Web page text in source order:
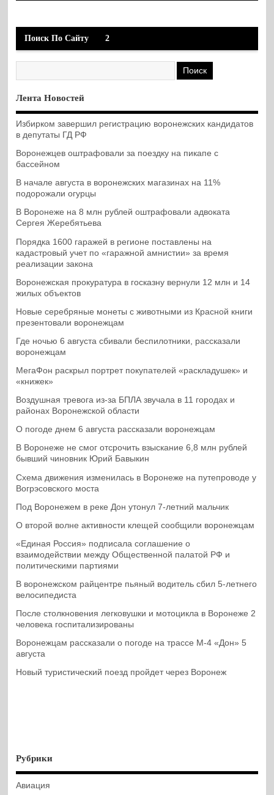
Поиск По Сайту 2
Лента Новостей
Избирком завершил регистрацию воронежских кандидатов
в депутаты ГД РФ
Воронежцев оштрафовали за поездку на пикапе с
бассейном
В начале августа в воронежских магазинах на 11%
подорожали огурцы
В Воронеже на 8 млн рублей оштрафовали адвоката
Сергея Жеребятьева
Порядка 1600 гаражей в регионе поставлены на
кадастровый учет по «гаражной амнистии» за время
реализации закона
Воронежская прокуратура в госказну вернули 12 млн и 14
жилых объектов
Новые серебряные монеты с животными из Красной книги
презентовали воронежцам
Где ночью 6 августа сбивали беспилотники, рассказали
воронежцам
МегаФон раскрыл портрет покупателей «раскладушек» и
«книжек»
Воздушная тревога из-за БПЛА звучала в 11 городах и
районах Воронежской области
О погоде днем 6 августа рассказали воронежцам
В Воронеже не смог отсрочить взыскание 6,8 млн рублей
бывший чиновник Юрий Бавыкин
Схема движения изменилась в Воронеже на путепроводе у
Вогрэсовского моста
Под Воронежем в реке Дон утонул 7-летний мальчик
О второй волне активности клещей сообщили воронежцам
«Единая Россия» подписала соглашение о
взаимодействии между Общественной палатой РФ и
политическими партиями
В воронежском райцентре пьяный водитель сбил 5-летнего
велосипедиста
После столкновения легковушки и мотоцикла в Воронеже 2
человека госпитализированы
Воронежцам рассказали о погоде на трассе М-4 «Дон» 5
августа
Новый туристический поезд пройдет через Воронеж
Рубрики
Авиация